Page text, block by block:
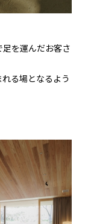
足を運んだお客さ
る場となるよう